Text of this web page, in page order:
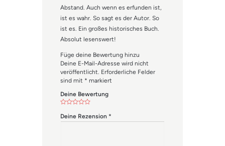
Abstand. Auch wenn es erfunden ist,
ist es wahr. So sagt es der Autor. So
ist es. Ein großes historisches Buch.
Absolut lesenswert!
Füge deine Bewertung hinzu
Deine E-Mail-Adresse wird nicht
veröffentlicht. Erforderliche Felder
sind mit * markiert
Deine Bewertung
Deine Rezension *